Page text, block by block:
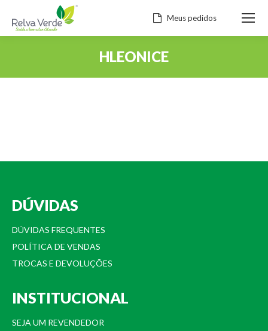
Meus pedidos
HLEONICE
DÚVIDAS
DÚVIDAS FREQUENTES
POLÍTICA DE VENDAS
TROCAS E DEVOLUÇÕES
INSTITUCIONAL
SEJA UM REVENDEDOR